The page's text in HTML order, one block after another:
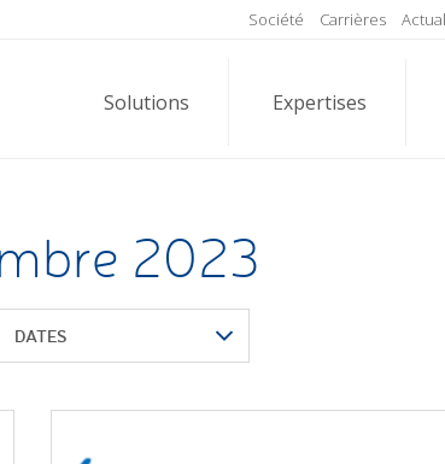
Société Carrières
Solutions Expertises
2023
DATES